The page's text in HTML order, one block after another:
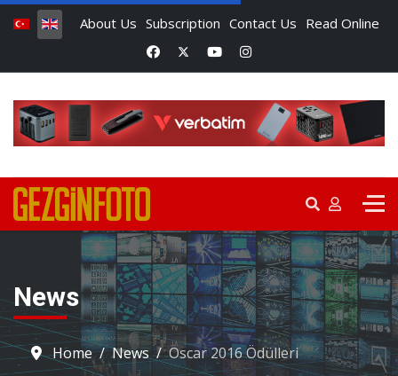
About Us Subscription Contact Us Read Online
News
Home News Oscar 2016 Ödülleri